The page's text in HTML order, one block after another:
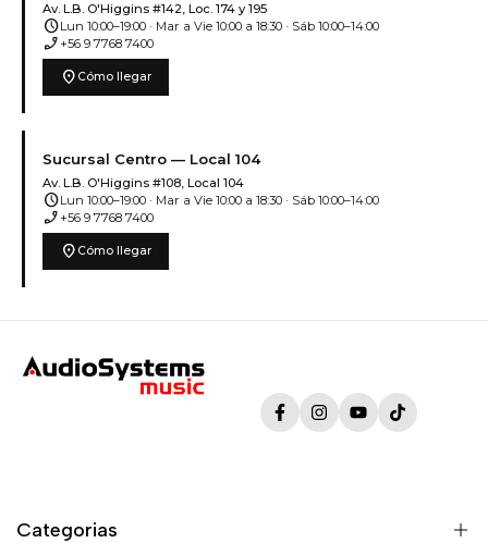
Av. L.B. O'Higgins #142, Loc. 174 y 195
scheduleLun 10:00–19:00 · Mar a Vie 10:00 a 18:30 · Sáb 10:00–14:00
phone_enabled +56 9 7768 7400
location_on Cómo llegar
Sucursal Centro — Local 104
Av. L.B. O'Higgins #108, Local 104
scheduleLun 10:00–19:00 · Mar a Vie 10:00 a 18:30 · Sáb 10:00–14:00
phone_enabled +56 9 7768 7400
location_on Cómo llegar
FacebookInstagramYouTubeTikTok
Categorias